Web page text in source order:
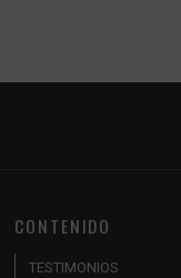
CONTENIDO
TESTIMONIOS